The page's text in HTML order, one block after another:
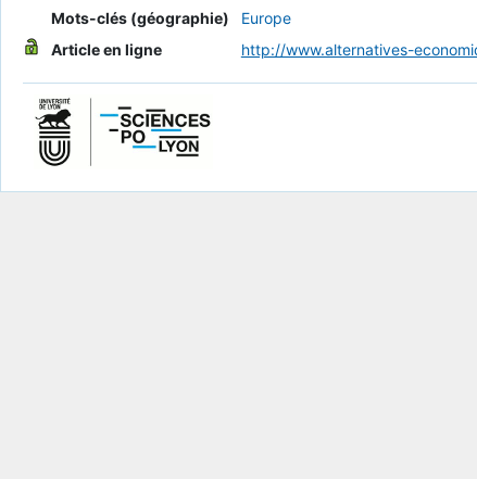
Mots-clés (géographie)
Europe
Article en ligne
http://www.alternatives-